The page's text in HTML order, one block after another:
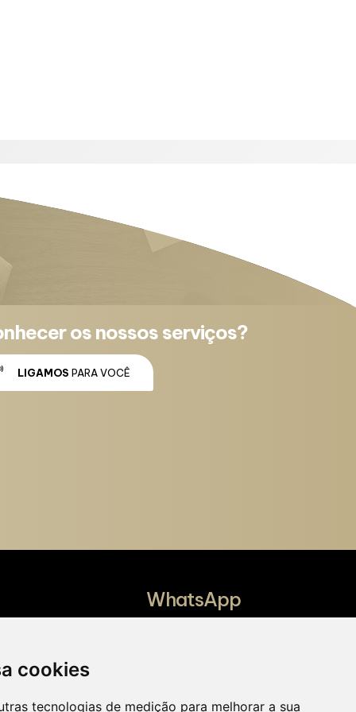
cookies
tecnologias de medição para melhorar a sua
os nossos serviços?
LIGAMOS PARA VOCÊ
WhatsApp